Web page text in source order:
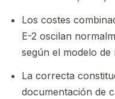
Los costes
E-2 oscilan
según el modelo de
La correcta
documentación de